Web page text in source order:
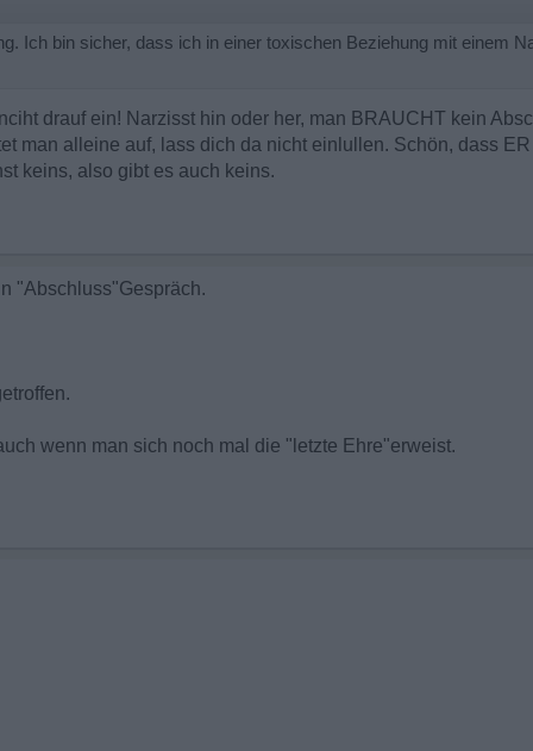
Ich bin sicher, dass ich in einer toxischen Beziehung mit einem
drauf ein! Narzisst hin oder her, man BRAUCHT kein
man alleine auf, lass dich da nicht einlullen. Schön, dass
keins, also gibt es auch keins.
"Abschluss"Gespräch.
wenn man sich noch mal die "letzte Ehre"erweist.